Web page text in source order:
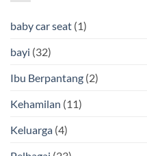
baby car seat (1)
bayi (32)
Ibu Berpantang (2)
Kehamilan (11)
Keluarga (4)